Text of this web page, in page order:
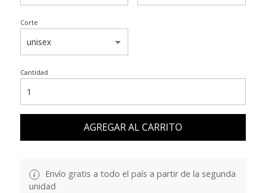
Corte
Cantidad
AGREGAR AL CARRITO
Envío gratis a todo el país a partir de la segunda
unidad